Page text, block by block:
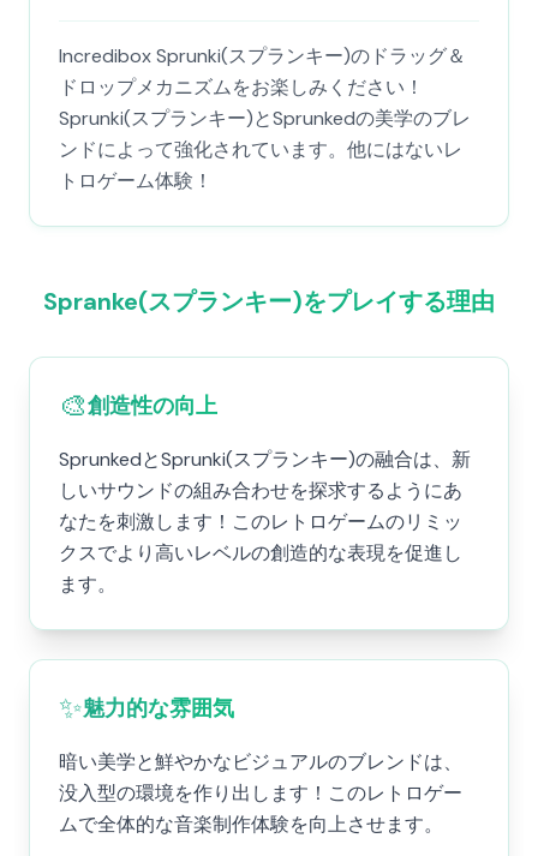
Incredibox Sprunki(スプランキー)のドラッグ＆
ドロップメカニズムをお楽しみください！
Sprunki(スプランキー)とSprunkedの美学のブレ
ンドによって強化されています。他にはないレ
トロゲーム体験！
Spranke(スプランキー)をプレイする理由
🎨創造性の向上
SprunkedとSprunki(スプランキー)の融合は、新
しいサウンドの組み合わせを探求するようにあ
なたを刺激します！このレトロゲームのリミッ
クスでより高いレベルの創造的な表現を促進し
ます。
✨魅力的な雰囲気
暗い美学と鮮やかなビジュアルのブレンドは、
没入型の環境を作り出します！このレトロゲー
ムで全体的な音楽制作体験を向上させます。